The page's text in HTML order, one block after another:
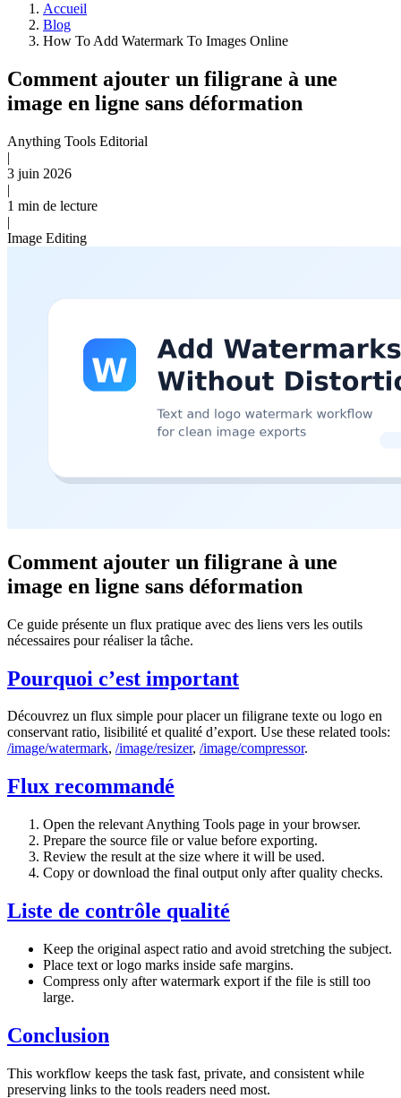
Accueil
Blog
How To Add Watermark To Images Online
Comment ajouter un filigrane à une
image en ligne sans déformation
Anything Tools Editorial
|
3 juin 2026
|
1 min de lecture
|
Image Editing
Comment ajouter un filigrane à une
image en ligne sans déformation
Ce guide présente un flux pratique avec des liens vers les outils
nécessaires pour réaliser la tâche.
Pourquoi c’est important
Découvrez un flux simple pour placer un filigrane texte ou logo en
conservant ratio, lisibilité et qualité d’export. Use these related tools:
/image/watermark, /image/resizer, /image/compressor.
Flux recommandé
Open the relevant Anything Tools page in your browser.
Prepare the source file or value before exporting.
Review the result at the size where it will be used.
Copy or download the final output only after quality checks.
Liste de contrôle qualité
Keep the original aspect ratio and avoid stretching the subject.
Place text or logo marks inside safe margins.
Compress only after watermark export if the file is still too
large.
Conclusion
This workflow keeps the task fast, private, and consistent while
preserving links to the tools readers need most.